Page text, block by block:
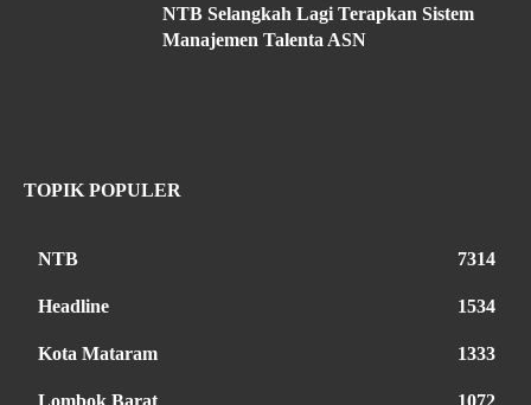
NTB Selangkah Lagi Terapkan Sistem
Manajemen Talenta ASN
TOPIK POPULER
NTB 7314
Headline 1534
Kota Mataram 1333
Lombok Barat 1072